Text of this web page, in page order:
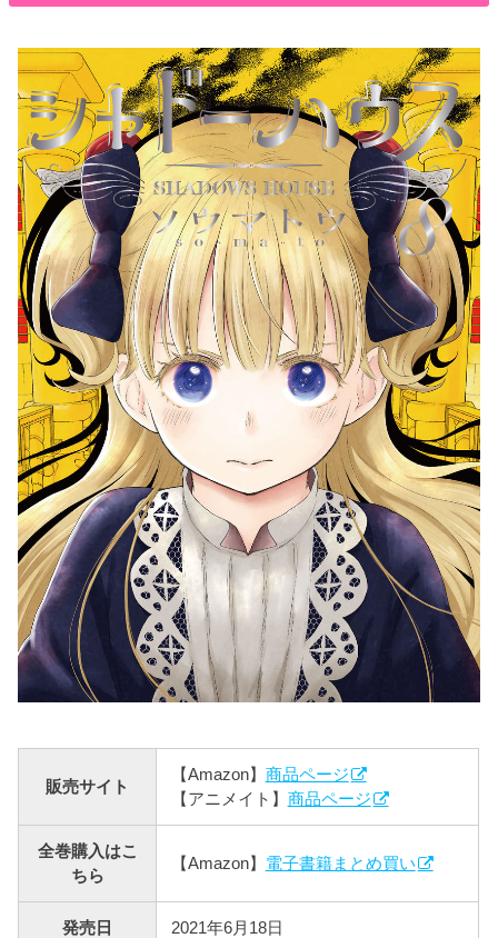
販売サイト
【Amazon】 商品ページ
【アニメイト】 商品ページ
全巻購入はこ
ちら
【Amazon】 電子書籍まとめ買い
発売日 2021年6月18日